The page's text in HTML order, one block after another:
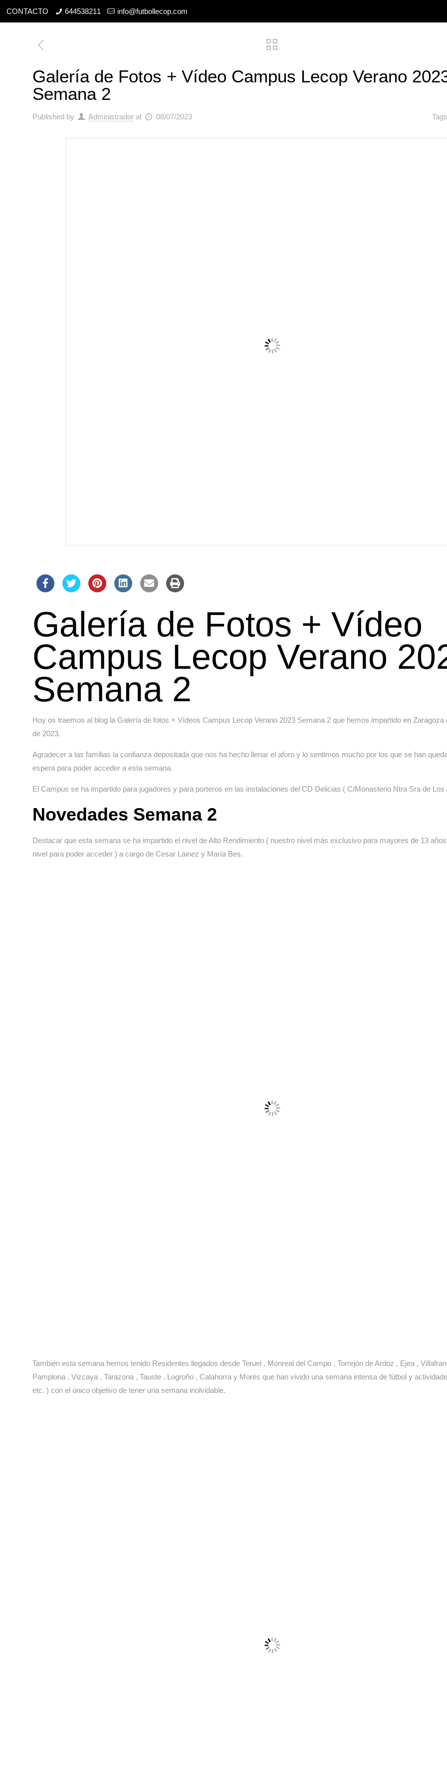
CONTACTO 644538211 info@futbollecop.com
Galería de Fotos + Vídeo Campus Lecop Verano
Semana 2
Published by Administrador at 08/07/2023
Galería de Fotos + Vídeo
Campus Lecop Verano
Semana 2
Hoy os traemos al blog la Galería de fotos + Vídeos Campus Lecop Verano 2023 Semana 2 que hemos impartido en Zaragoza
de 2023.
Agradecer a las familias la confianza depositada que nos ha hecho llenar el aforo y lo sentimos mucho por los que se han
espera para poder acceder a esta semana.
El Campus se ha impartido para jugadores y para porteros en las instalaciones del CD Delicias ( C/Monasterio Ntra Sra de Los
Novedades Semana 2
Destacar que esta semana se ha impartido el nivel de Alto Rendimiento ( nuestro nivel más exclusivo para mayores de 13
nivel para poder acceder ) a cargo de Cesar Láinez y María Bes.
También esta semana hemos tenido Residentes llegados desde Teruel , Monreal del Campo , Torrejón de Ardoz , Ejea ,
Pamplona , Vizcaya , Tarazona , Tauste , Logroño , Calahorra y Morés que han vivido una semana intensa de fútbol y
etc. ) con el único objetivo de tener una semana inolvidable.